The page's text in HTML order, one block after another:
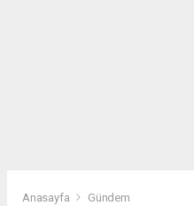
Anasayfa Gündem